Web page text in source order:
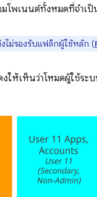
มโพเนนต์ทั้งหมดที่จำเ
ไม่รองรับแฟล็กผู้ใช้หลัก (
ห้เห็นว่าโหมดผู้ใช้ระ